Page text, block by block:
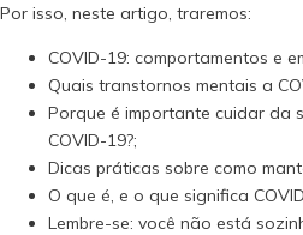
Por isso, neste artigo, traremos:
COVID-19: comportamentos e
Quais transtornos mentais a
Porque é importante cuidar da
COVID-19?;
Dicas práticas sobre como
O que é, e o que significa
Lembre-se: você não está